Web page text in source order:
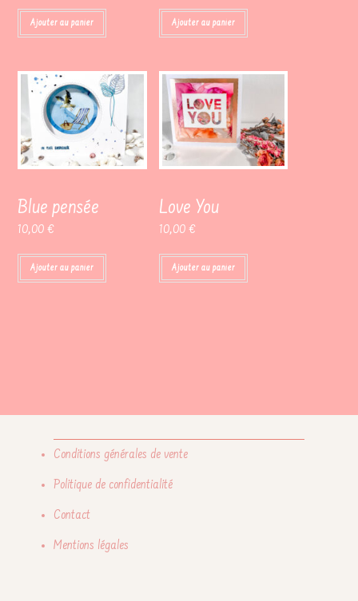
Ajouter au panier Ajouter au panier
Blue pensée
10,00€
Ajouter au panier
Love You
10,00 €
Ajouter au panier
Conditions générales de vente
Politique de confidentialité
Contact
Mentions légales